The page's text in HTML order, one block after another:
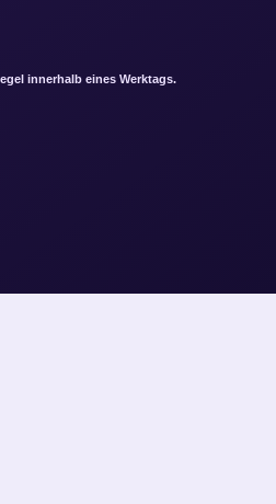
innerhalb eines Werktags.